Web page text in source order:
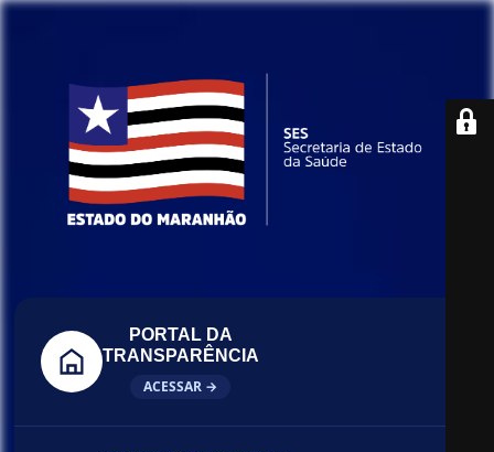
PORTAL DA
TRANSPARÊNCIA
ACESSAR →